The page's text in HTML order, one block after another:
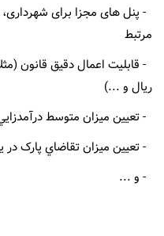
- پنل های مجزا برای شهرداری،
مرتبط
ریال و ...)
- تعيين ميزان متوسط
- تعيين ميزان تقاضاي پارک در
- و ...